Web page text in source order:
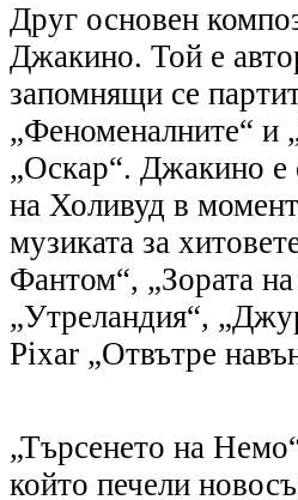
Друг основен
Джакино. Той е
запомнящи се
„Феноменалните“ и
„Оскар“. Джакино е
на Холивуд в
музиката за
Фантом“, „Зората
„Утреландия“,
Pixar „Отвътре
„Търсенето на
който печели